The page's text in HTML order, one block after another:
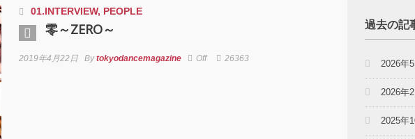
開催!!
オイヤマダ&小栗
裕(s**t kingz)出
！ KAAT神奈川
術劇場『未練の幽
と怪物―「珊瑚」
01.INTERVIEW, PEOPLE
零～ZERO～
2019年4月22日 Bytokyodancemagazine Off 26363
過去の記
2026年5
2026年2
2025年